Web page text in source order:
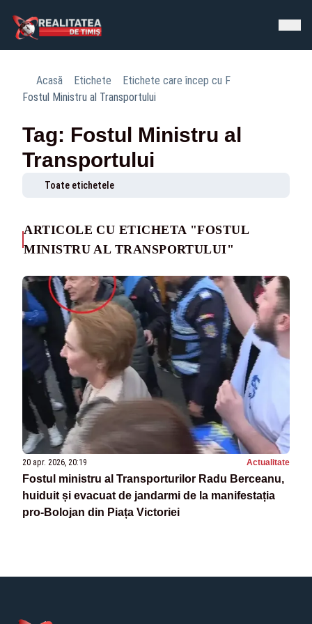
Acasă Etichete
Etichete care încep cu F
Fostul Ministru al Transportului
Tag: Fostul Ministru al
Transportului
Toate etichetele
ARTICOLE CU ETICHETA "FOSTUL
MINISTRU AL TRANSPORTULUI"
20 apr. 2026, 20:19 Actualitate
Fostul ministru al Transporturilor Radu Berceanu,
huiduit și evacuat de jandarmi de la manifestația
pro-Bolojan din Piața Victoriei